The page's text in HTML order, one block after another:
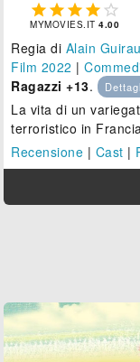
    
MYMOVIES.IT4.00
Regia di Alain
Film 2022 |
Ragazzi +13.
La vita di un
terroristico in
Recensione | Cast |